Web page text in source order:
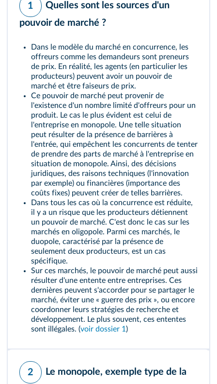
1
Quelles sont les sources d'un
pouvoir de marché ?
Dans le modèle du marché en concurrence, les
offreurs comme les demandeurs sont preneurs
de prix. En réalité, les agents (en particulier les
producteurs) peuvent avoir un pouvoir de
marché et être faiseurs de prix.
Ce pouvoir de marché peut provenir de
l'existence d'un nombre limité d'offreurs pour un
produit. Le cas le plus évident est celui de
l'entreprise en monopole. Une telle situation
peut résulter de la présence de barrières à
l'entrée, qui empêchent les concurrents de tenter
de prendre des parts de marché à l'entreprise en
situation de monopole. Ainsi, des décisions
juridiques, des raisons techniques (l'innovation
par exemple) ou financières (importance des
coûts fixes) peuvent créer de telles barrières.
Dans tous les cas où la concurrence est réduite,
il y a un risque que les producteurs détiennent
un pouvoir de marché. C'est donc le cas sur les
marchés en oligopole. Parmi ces marchés, le
duopole, caractérisé par la présence de
seulement deux producteurs, est un cas
spécifique.
Sur ces marchés, le pouvoir de marché peut aussi
résulter d'une entente entre entreprises. Ces
dernières peuvent s'accorder pour se partager le
marché, éviter une « guerre des prix », ou encore
coordonner leurs stratégies de recherche et
développement. Le plus souvent, ces ententes
sont illégales. (voir dossier 1)
2
Le monopole, exemple type de la